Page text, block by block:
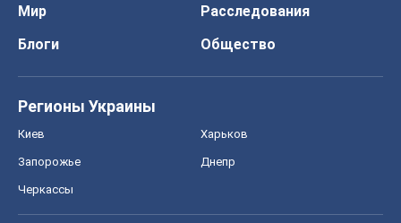
Мир
Расследования
Блоги
Общество
Регионы Украины
Киев Харьков
Запорожье Днепр
Черкассы